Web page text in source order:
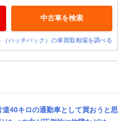
中古車を検索
（ハッチバック）の車買取相場を調べる
40キロの通勤車として買おうと思